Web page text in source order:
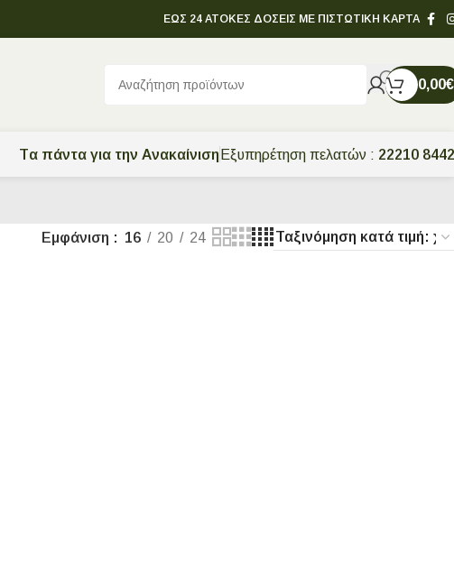
ΕΩΣ 24 ΑΤΟΚΕΣ ΔΟΣΕΙΣ ΜΕ ΠΙΣΤΩΤΙΚΗ ΚΑΡΤΑ
0,00€
Tα πάντα για την Ανακαίνιση Εξυπηρέτηση πελατών : 22210
Εμφάνιση 16 20 24